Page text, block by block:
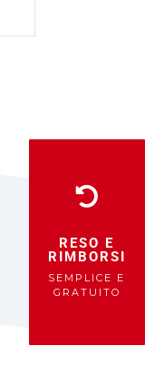
RESO E
RIMBORSI
SEMPLICE E
GRATUITO